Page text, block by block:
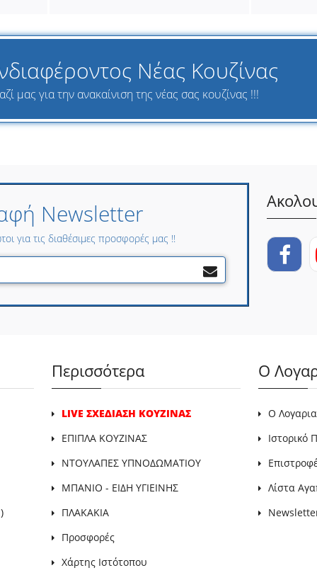
Νέας Κουζίνας
μας για την ανακαίνιση της νέας σας κουζίνας !!!
Newsletter
για τις διαθέσιμες προσφορές μας !!
Περισσότερα
LIVE ΣΧΕΔΙΑΣΗ ΚΟΥΖΙΝΑΣ
ΕΠΙΠΛΑ ΚΟΥΖΙΝΑΣ
ΝΤΟΥΛΑΠΕΣ ΥΠΝΟΔΩΜΑΤΙΟΥ
ΜΠΑΝΙΟ - ΕΙΔΗ ΥΓΙΕΙΝΗΣ
ΠΛΑΚΑΚΙΑ
Προσφορές
Χάρτης Ιστότοπου
Ο
Ο
Ιστορικό
Λίστα